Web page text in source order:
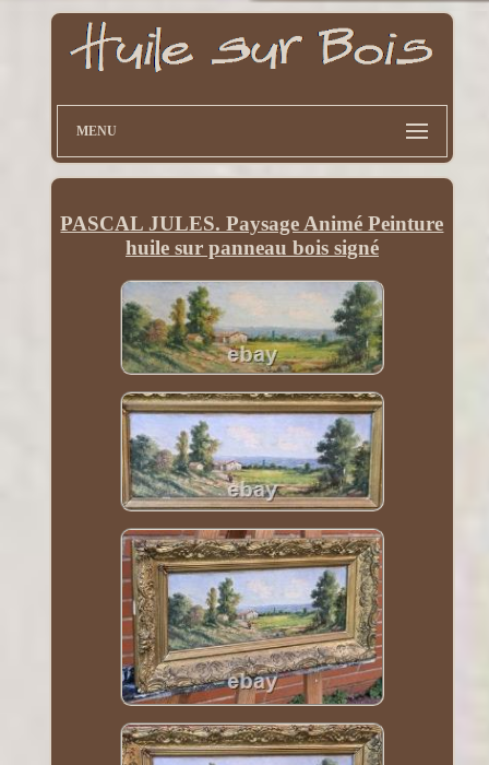
MENU
PASCAL JULES. Paysage Animé Peinture
huile sur panneau bois signé